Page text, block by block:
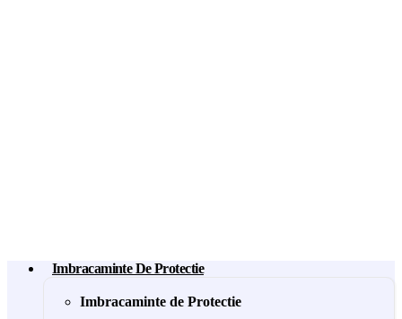
Imbracaminte De Protectie
Imbracaminte de Protectie